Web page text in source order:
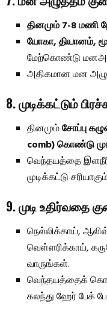
தினமும் 7-8 மணி
யோகா, தியானம்,
மேற்கொண்டு
அதிகமான மன
8. முடிக்கட்டும்
தினமும்சோப்பு
comb) கொண்டு
வெந்தயத்தை
முடிக்கட்டு
9. முடி உதிர்வதை
நெல்லிக்காய்,
வெள்ளரிக்காய்,
வாருங்கள்.
வெந்தயத்தைக்
கலந்து ஹேர் பேக்